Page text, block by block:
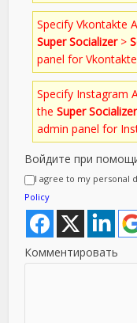
Specify Vkontakte
Super Socializer>
panel for
Specify Instagram
theSuper Socializer
admin panel for
Войдите при
I agree to my personal
Policy
Комментировать